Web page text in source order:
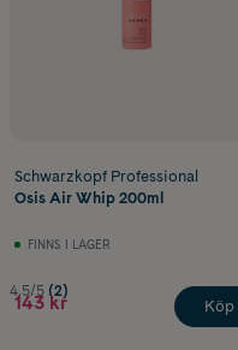
Schwarzkopf Professional
Osis Air Whip 200ml
FINNS I LAGER
4.5/5 (2)
143 kr Köp